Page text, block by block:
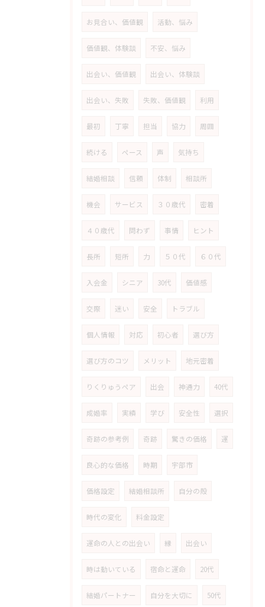
お見合い、価値観 活動、悩み
価値観、体験談 不安、悩み
出会い、価値観 出会い、体験談
出会い、失敗 失敗、価値観 利用
最初 丁寧 担当 協力 周囲
続ける ペース 声 気持ち
結婚相談 信頼 体制 相談所
機会 サービス ３０歳代 密着
４０歳代 問わず 事情 ヒント
長所 短所 力 ５０代 ６０代
入会金 シニア 30代 価値感
交際 迷い 安全 トラブル
個人情報 対応 初心者 選び方
選び方のコツ メリット 地元密着
りくりゅうペア 出会 神通力 40代
成婚率 実績 学び 安全性 選択
奇跡の参考例 奇跡 驚きの価格 運
良心的な価格 時期 宇部市
価格設定 結婚相談所 自分の殻
時代の変化 料金設定
運命の人との出会い 縁 出会い
時は動いている 宿命と運命 20代
結婚パートナー 自分を大切に 50代